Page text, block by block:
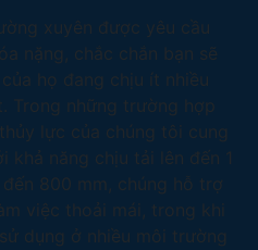
xuyên được yêu cầu
nặng, chắc chắn bạn sẽ
họ đang chịu ít nhiều
Trong những trường hợp
lực của chúng tôi cung
khả năng chịu tải lên đến 1
800 mm, chúng hỗ trợ
việc thoải mái, trong khi
dụng ở nhiều môi trường